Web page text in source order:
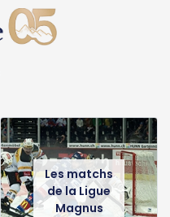
Les matchs
de la Ligue
Magnus